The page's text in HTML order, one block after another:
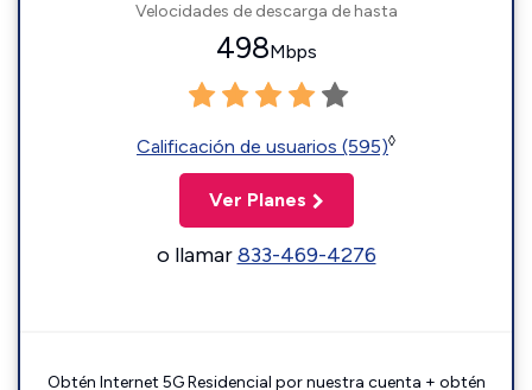
Velocidades de descarga de hasta
498Mbps
Calificación de usuarios (595)◊
Ver Planes
o llamar833-469-4276
Obtén Internet 5G Residencial por nuestra cuenta + obtén